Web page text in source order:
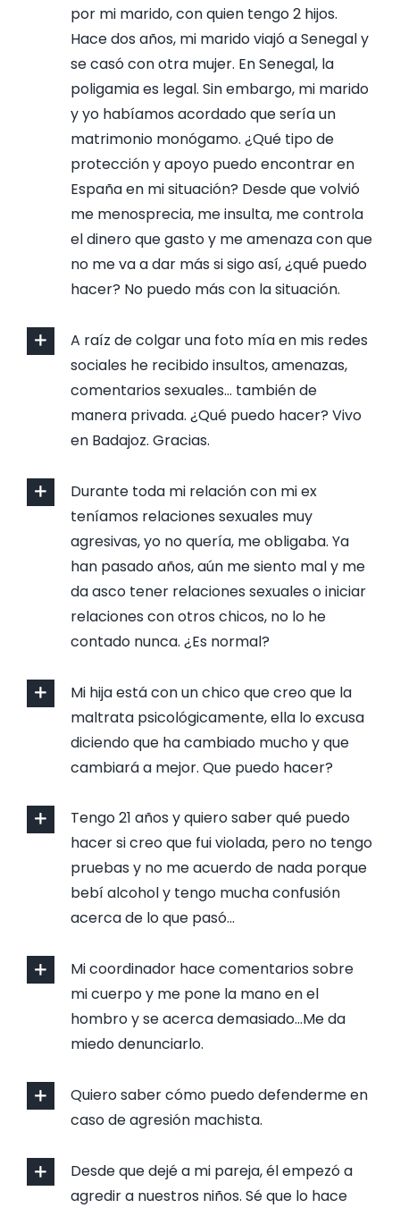
por mi marido, con quien tengo 2 hijos.
Hace dos años, mi marido viajó a Senegal y
se casó con otra mujer. En Senegal, la
poligamia es legal. Sin embargo, mi marido
y yo habíamos acordado que sería un
matrimonio monógamo. ¿Qué tipo de
protección y apoyo puedo encontrar en
España en mi situación? Desde que volvió
me menosprecia, me insulta, me controla
el dinero que gasto y me amenaza con que
no me va a dar más si sigo así, ¿qué puedo
hacer? No puedo más con la situación.
A raíz de colgar una foto mía en mis redes
sociales he recibido insultos, amenazas,
comentarios sexuales… también de
manera privada. ¿Qué puedo hacer? Vivo
en Badajoz. Gracias.
Durante toda mi relación con mi ex
teníamos relaciones sexuales muy
agresivas, yo no quería, me obligaba. Ya
han pasado años, aún me siento mal y me
da asco tener relaciones sexuales o iniciar
relaciones con otros chicos, no lo he
contado nunca. ¿Es normal?
Mi hija está con un chico que creo que la
maltrata psicológicamente, ella lo excusa
diciendo que ha cambiado mucho y que
cambiará a mejor. Que puedo hacer?
Tengo 21 años y quiero saber qué puedo
hacer si creo que fui violada, pero no tengo
pruebas y no me acuerdo de nada porque
bebí alcohol y tengo mucha confusión
acerca de lo que pasó…
Mi coordinador hace comentarios sobre
mi cuerpo y me pone la mano en el
hombro y se acerca demasiado…Me da
miedo denunciarlo.
Quiero saber cómo puedo defenderme en
caso de agresión machista.
Desde que dejé a mi pareja, él empezó a
agredir a nuestros niños. Sé que lo hace